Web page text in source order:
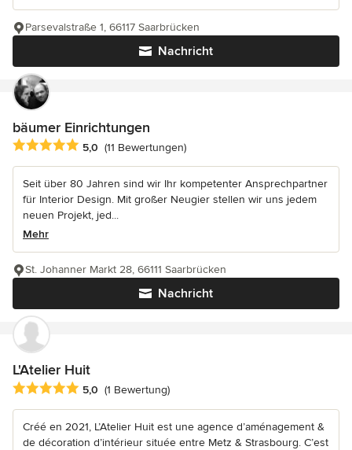
Nachricht
Parsevalstraße 1, 66117 Saarbrücken
bäumer Einrichtungen
Durchschnittliche Bewertung: 5 von 5 Sternen
5,0 (11 Bewertungen)
Seit über 80 Jahren sind wir Ihr kompetenter Ansprechpartner
für Interior Design. Mit großer Neugier stellen wir uns jedem
neuen Projekt, jed...
Mehr
Nachricht
St. Johanner Markt 28, 66111 Saarbrücken
L'Atelier Huit
Durchschnittliche Bewertung: 5 von 5 Sternen
5,0 (1 Bewertung)
Créé en 2021, L’Atelier Huit est une agence d’aménagement &
de décoration d’intérieur située entre Metz & Strasbourg. C’est